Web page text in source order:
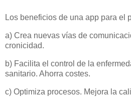
Los beneficios de una app para el
a) Crea nuevas vías de
cronicidad.
b) Facilita el control de la
sanitario. Ahorra costes.
c) Optimiza procesos. Mejora la